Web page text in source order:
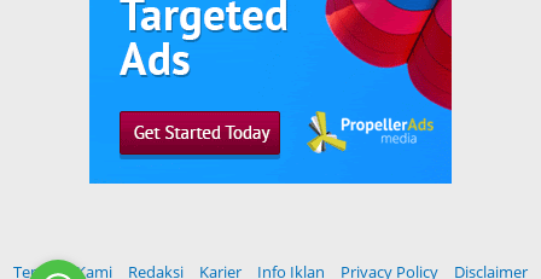
Tentang Kami Redaksi Karier Info Iklan Privacy Policy Disclaimer